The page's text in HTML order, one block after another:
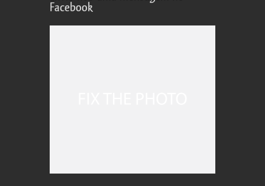
Facebook